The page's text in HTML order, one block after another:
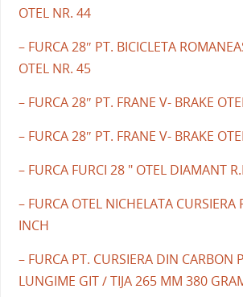
OTEL NR. 44
– FURCA 28″ PT. BICICLETA
OTEL NR. 45
– FURCA 28″ PT. FRANE V- BRAKE
– FURCA 28″ PT. FRANE V- BRAKE
– FURCA FURCI 28 " OTEL DIAMANT
– FURCA OTEL NICHELATA CURSIERA
INCH
– FURCA PT. CURSIERA DIN CARBON
LUNGIME GIT / TIJA 265 MM 380